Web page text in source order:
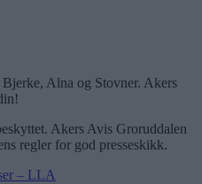
Alna og Stovner. Akers
Akers Avis Groruddalen
regler for god presseskikk.
– LLA